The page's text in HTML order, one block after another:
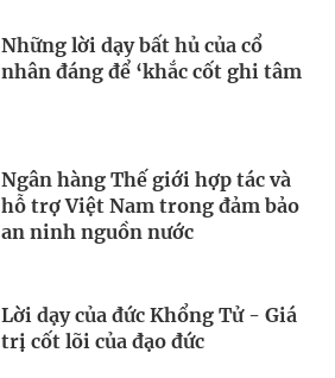
Những lời dạy bất hủ của cổ
nhân đáng để ‘khắc cốt ghi tâm
Ngân hàng Thế giới hợp tác và
hỗ trợ Việt Nam trong đảm bảo
an ninh nguồn nước
Lời dạy của đức Khổng Tử - Giá
trị cốt lõi của đạo đức